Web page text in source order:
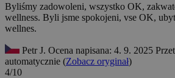
Byliśmy zadowoleni, wszystko OK,
wellness. Byli jsme spokojeni, vse OK,
wellnes.
Petr J. Ocena napisana: 4. 9. 2025
automatycznie (Zobacz oryginał)
4/10